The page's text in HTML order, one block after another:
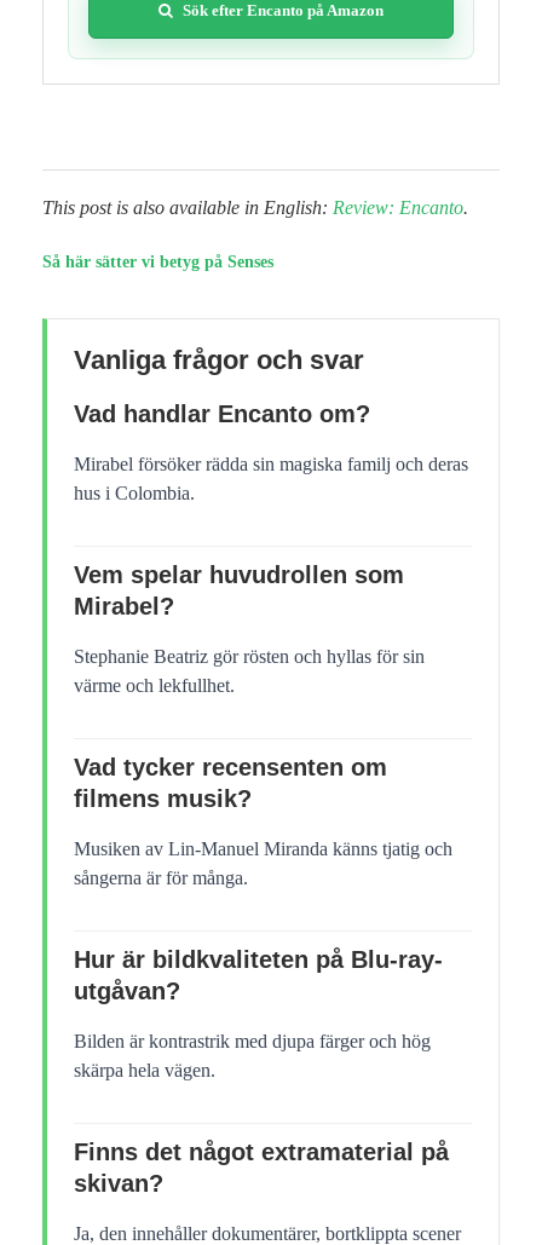
Sök efter Encanto på Amazon
This post is also available in English: Review: Encanto.
Så här sätter vi betyg på Senses
Vanliga frågor och svar
Vad handlar Encanto om?
Mirabel försöker rädda sin magiska familj och deras
hus i Colombia.
Vem spelar huvudrollen som
Mirabel?
Stephanie Beatriz gör rösten och hyllas för sin
värme och lekfullhet.
Vad tycker recensenten om
filmens musik?
Musiken av Lin-Manuel Miranda känns tjatig och
sångerna är för många.
Hur är bildkvaliteten på Blu-ray-
utgåvan?
Bilden är kontrastrik med djupa färger och hög
skärpa hela vägen.
Finns det något extramaterial på
skivan?
Ja, den innehåller dokumentärer, bortklippta scener